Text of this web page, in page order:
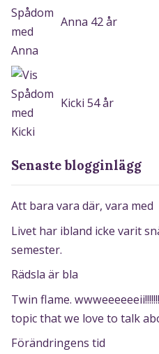
Anna 42 år
Kicki 54 år
Senaste blogginlägg
Att bara vara där, vara med
Livet har ibland icke varit
semester.
Rädsla är bla
Twin flame.
topic that we love to talk
Förändringens tid